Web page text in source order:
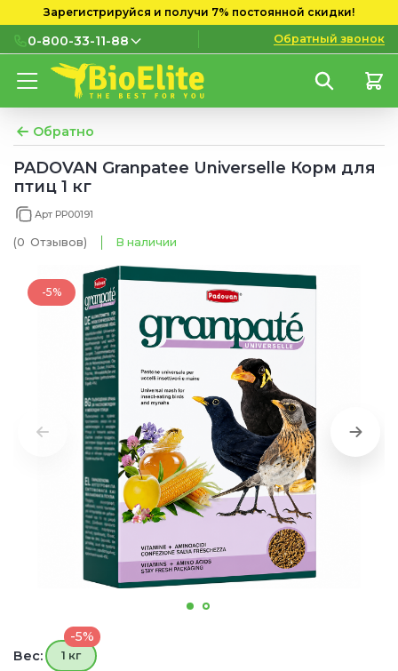
Зарегистрируйся и получи 7% постоянной скидки!
0-800-33-11-88
0-800-33-11-88
мобильных номеров
(097) 133 11 88
(095) 133 11 88
Обратный звонок
Обратно
PADOVAN Granpatee Universelle Корм для
птиц 1 кг
Арт PP00191
(0 Отзывов) В наличии
-5%
Вес:
-5%
1 кг